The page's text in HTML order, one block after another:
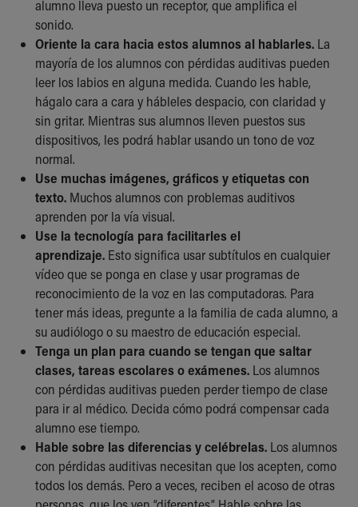
alumno lleva puesto un receptor, que amplifica el
sonido.
Oriente la cara hacia estos alumnos al hablarles. La
mayoría de los alumnos con pérdidas auditivas pueden
leer los labios en alguna medida. Cuando les hable,
hágalo cara a cara y hábleles despacio, con claridad y
sin gritar. Mientras sus alumnos lleven puestos sus
dispositivos, les podrá hablar usando un tono de voz
normal.
Use muchas imágenes, gráficos y etiquetas con
texto. Muchos alumnos con problemas auditivos
aprenden por la vía visual.
Use la tecnología para facilitarles el
aprendizaje. Esto significa usar subtítulos en cualquier
vídeo que se ponga en clase y usar programas de
reconocimiento de la voz en las computadoras. Para
tener más ideas, pregunte a la familia de cada alumno, a
su audiólogo o su maestro de educación especial.
Tenga un plan para cuando se tengan que saltar
clases, tareas escolares o exámenes. Los alumnos
con pérdidas auditivas pueden perder tiempo de clase
para ir al médico. Decida cómo podrá compensar cada
alumno ese tiempo.
Hable sobre las diferencias y celébrelas. Los alumnos
con pérdidas auditivas necesitan que los acepten, como
todos los demás. Pero a veces, reciben el acoso de otras